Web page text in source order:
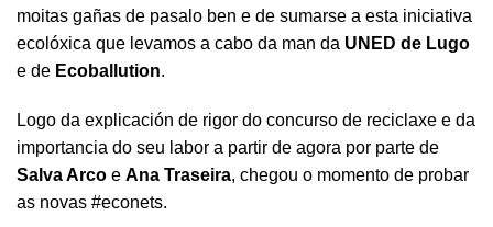
moitas gañas de pasalo ben e de sumarse a esta iniciativa
ecolóxica que levamos a cabo da man da UNED de Lugo
e de Ecoballution.
Logo da explicación de rigor do concurso de reciclaxe e da
importancia do seu labor a partir de agora por parte de
Salva Arco e Ana Traseira, chegou o momento de probar
as novas #econets.